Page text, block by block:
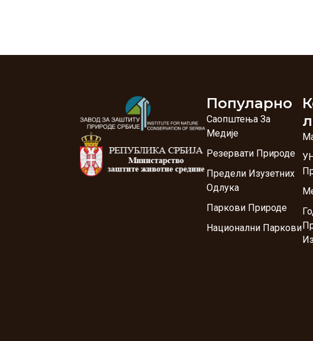
Популарно
Саопштења За
Медије
Резервати Природе
Предели Изузетних
Одлука
Паркови Природе
Национални Паркови